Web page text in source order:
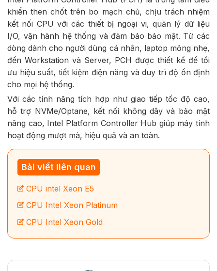
khiển then chốt trên bo mạch chủ, chịu trách nhiệm
kết nối CPU với các thiết bị ngoại vi, quản lý dữ liệu
I/O, vận hành hệ thống và đảm bảo bảo mật. Từ các
dòng dành cho người dùng cá nhân, laptop mỏng nhẹ,
đến Workstation và Server, PCH được thiết kế để tối
ưu hiệu suất, tiết kiệm điện năng và duy trì độ ổn định
cho mọi hệ thống.
Với các tính năng tích hợp như giao tiếp tốc độ cao,
hỗ trợ NVMe/Optane, kết nối không dây và bảo mật
nâng cao, Intel Platform Controller Hub giúp máy tính
hoạt động mượt mà, hiệu quả và an toàn.
Bài viết liên quan
CPU intel Xeon E5
CPU Intel Xeon Platinum
CPU Intel Xeon Gold